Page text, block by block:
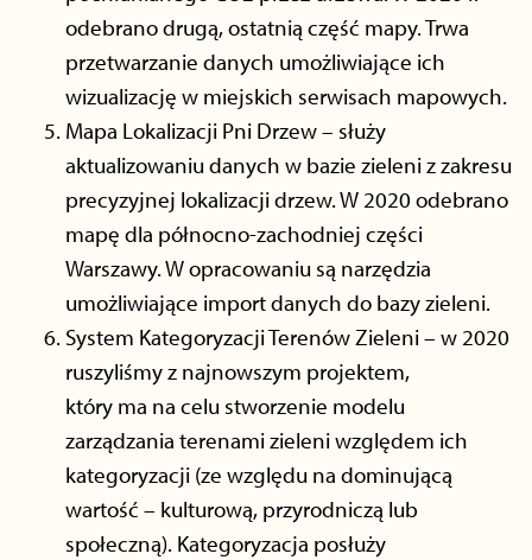
odebrano drugą, ostatnią część mapy. Trwa
przetwarzanie danych umożliwiające ich
wizualizację w miejskich serwisach mapowych.
Mapa Lokalizacji Pni Drzew – służy
aktualizowaniu danych w bazie zieleni z zakresu
precyzyjnej lokalizacji drzew. W 2020 odebrano
mapę dla północno-zachodniej części
Warszawy. W opracowaniu są narzędzia
umożliwiające import danych do bazy zieleni.
System Kategoryzacji Terenów Zieleni – w 2020
ruszyliśmy z najnowszym projektem,
który ma na celu stworzenie modelu
zarządzania terenami zieleni względem ich
kategoryzacji (ze względu na dominującą
wartość – kulturową, przyrodniczą lub
społeczną). Kategoryzacja posłuży